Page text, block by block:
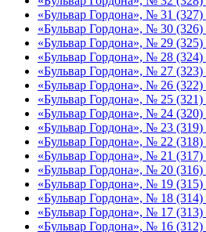
«Бульвар Гордона», № 31 (327)
«Бульвар Гордона», № 30
«Бульвар Гордона», № 29
«Бульвар Гордона», № 28
«Бульвар Гордона», № 27
«Бульвар Гордона», № 26
«Бульвар Гордона», № 25
«Бульвар Гордона», № 24
«Бульвар Гордона», № 23
«Бульвар Гордона», № 22
«Бульвар Гордона», № 21 (317)
«Бульвар Гордона», № 20 (316)
«Бульвар Гордона», № 19 (315)
«Бульвар Гордона», № 18 (314)
«Бульвар Гордона», № 17 (313)
«Бульвар Гордона», № 16 (312)